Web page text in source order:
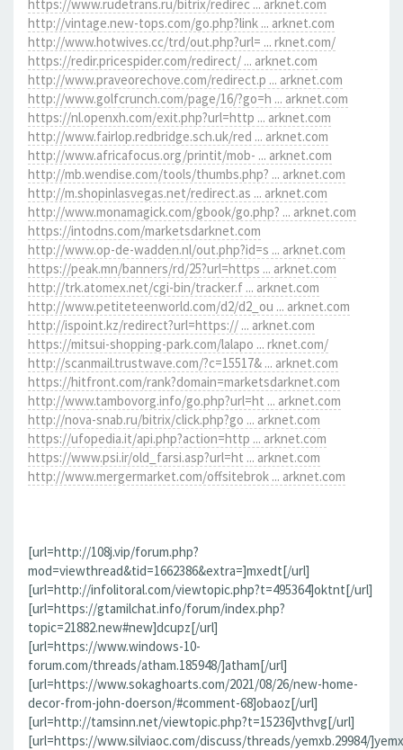
https://www.rudetrans.ru/bitrix/redirec ... arknet.com
http://vintage.new-tops.com/go.php?link ... arknet.com
http://www.hotwives.cc/trd/out.php?url= ... rknet.com/
https://redir.pricespider.com/redirect/ ... arknet.com
http://www.praveorechove.com/redirect.p ... arknet.com
http://www.golfcrunch.com/page/16/?go=h ... arknet.com
https://nl.openxh.com/exit.php?url=http ... arknet.com
http://www.fairlop.redbridge.sch.uk/red ... arknet.com
http://www.africafocus.org/printit/mob- ... arknet.com
http://mb.wendise.com/tools/thumbs.php? ... arknet.com
http://m.shopinlasvegas.net/redirect.as ... arknet.com
http://www.monamagick.com/gbook/go.php? ... arknet.com
https://intodns.com/marketsdarknet.com
http://www.op-de-wadden.nl/out.php?id=s ... arknet.com
https://peak.mn/banners/rd/25?url=https ... arknet.com
http://trk.atomex.net/cgi-bin/tracker.f ... arknet.com
http://www.petiteteenworld.com/d2/d2_ou ... arknet.com
http://ispoint.kz/redirect?url=https:// ... arknet.com
https://mitsui-shopping-park.com/lalapo ... rknet.com/
http://scanmail.trustwave.com/?c=15517& ... arknet.com
https://hitfront.com/rank?domain=marketsdarknet.com
http://www.tambovorg.info/go.php?url=ht ... arknet.com
http://nova-snab.ru/bitrix/click.php?go ... arknet.com
https://ufopedia.it/api.php?action=http ... arknet.com
https://www.psi.ir/old_farsi.asp?url=ht ... arknet.com
http://www.mergermarket.com/offsitebrok ... arknet.com
[url=http://108j.vip/forum.php?
mod=viewthread&tid=1662386&extra=]mxedt[/url]
[url=http://infolitoral.com/viewtopic.php?t=495364]oktnt[/url]
[url=https://gtamilchat.info/forum/index.php?
topic=21882.new#new]dcupz[/url]
[url=https://www.windows-10-
forum.com/threads/atham.185948/]atham[/url]
[url=https://www.sokaghoarts.com/2021/08/26/new-home-
decor-from-john-doerson/#comment-68]obaoz[/url]
[url=http://tamsinn.net/viewtopic.php?t=15236]vthvg[/url]
[url=https://www.silviaoc.com/discuss/threads/yemxb.29984/